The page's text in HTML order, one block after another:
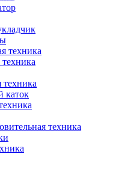
техника
техника
каток
техника